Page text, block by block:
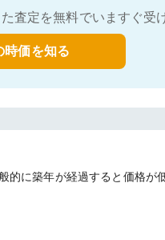
査定を無料でいますぐ
時価を知る
に築年が経過すると価格が